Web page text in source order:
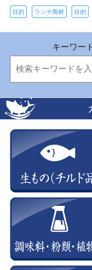
目的 ランチ商材 目的
キーワー